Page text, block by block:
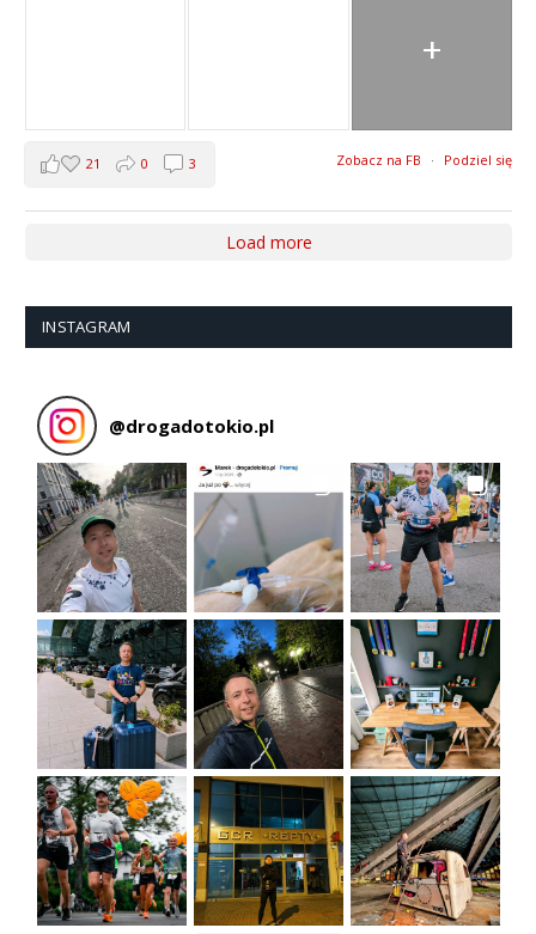
+
Zobacz na FB · Podziel się
21 0 3
Load more
INSTAGRAM
@drogadotokio.pl